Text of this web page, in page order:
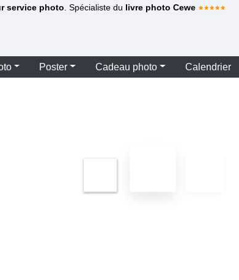
service photo . Spécialiste du livre photo Cewe
Poster Cadeau photo Calendrier